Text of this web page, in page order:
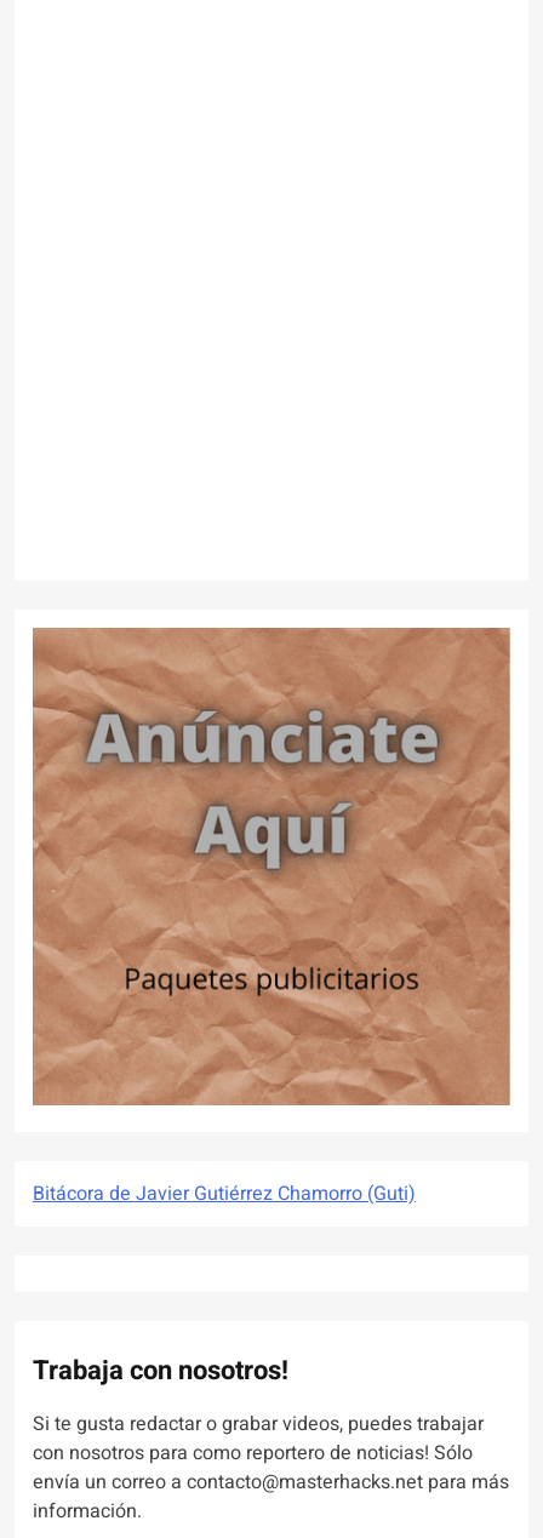
Bitácora de Javier Gutiérrez Chamorro (Guti)
Trabaja con nosotros!
Si te gusta redactar o grabar videos, puedes trabajar
con nosotros para como reportero de noticias! Sólo
envía un correo a contacto@masterhacks.net para más
información.